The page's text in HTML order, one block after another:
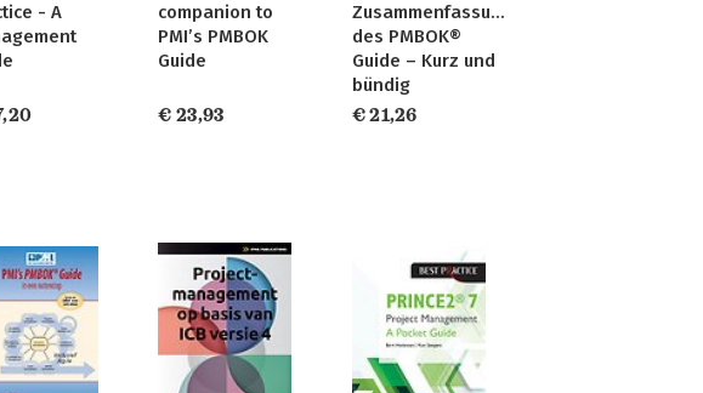
- A
companion to
PMI’s PMBOK
Guide
€ 23,93
Zusammenfassung
des PMBOK®
Guide – Kurz und
bündig
€ 21,26